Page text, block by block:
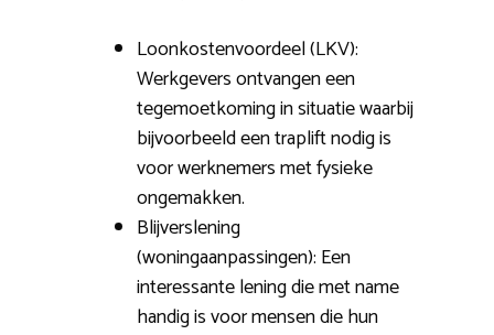
Loonkostenvoordeel (LKV):
Werkgevers ontvangen een
tegemoetkoming in situatie waarbij
bijvoorbeeld een traplift nodig is
voor werknemers met fysieke
ongemakken.
Blijverslening
(woningaanpassingen): Een
interessante lening die met name
handig is voor mensen die hun